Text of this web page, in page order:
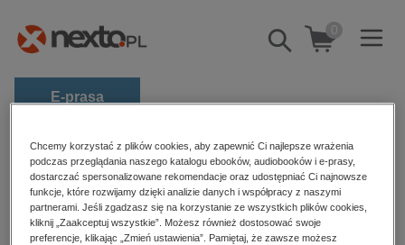
Pokaż/schowaj
wyszukiwarkę
0
E-prasa
Zobacz wszystkie E-prasa
budownictwo, aranżacja wnętrz
biznesowe, branżowe, gospodarka
Strona główna audiobooki Duchowość i religia
Duchowość i religia – audiobooki
Chcemy korzystać z plików cookies, aby zapewnić Ci najlepsze wrażenia
podczas przeglądania naszego katalogu ebooków, audiobooków i e-prasy,
dostarczać spersonalizowane rekomendacje oraz udostępniać Ci najnowsze
funkcje, które rozwijamy dzięki analizie danych i współpracy z naszymi
partnerami. Jeśli zgadzasz się na korzystanie ze wszystkich plików cookies,
kliknij „Zaakceptuj wszystkie”. Możesz również dostosować swoje
preferencje, klikając „Zmień ustawienia”. Pamiętaj, że zawsze możesz